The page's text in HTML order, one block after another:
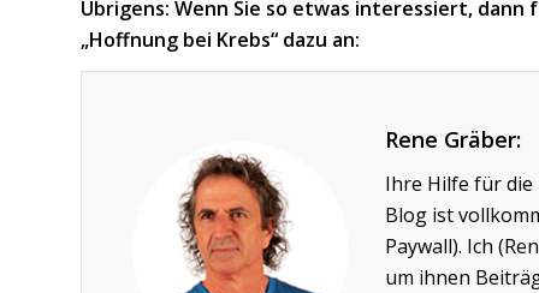
Übrigens: Wenn Sie so etwas interessiert,
„Hoffnung bei Krebs“ dazu an:
Rene Gräber:
Ihre Hilfe für die
Blog ist
Paywall). Ich
um ihnen